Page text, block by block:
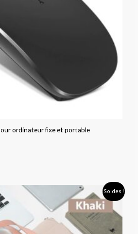
ordinateur fixe et portable
Soldes !
:
€
€